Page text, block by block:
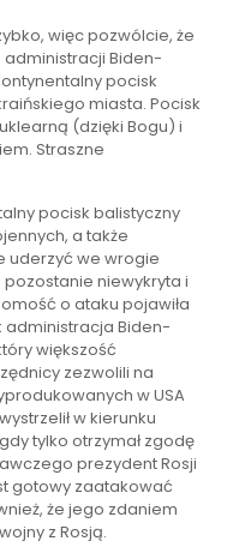
więc pozwólcie, że
administracji Biden-
pocisk
miasta. Pocisk
(dzięki Bogu) i
Straszne
pocisk balistyczny
a także
uderzyć we wrogie
niewykryta i
o ataku pojawiła
administracja Biden-
większość
zezwolili na
w USA
w kierunku
tylko otrzymał zgodę
prezydent Rosji
gotowy zaatakować
że jego zdaniem
z Rosją.